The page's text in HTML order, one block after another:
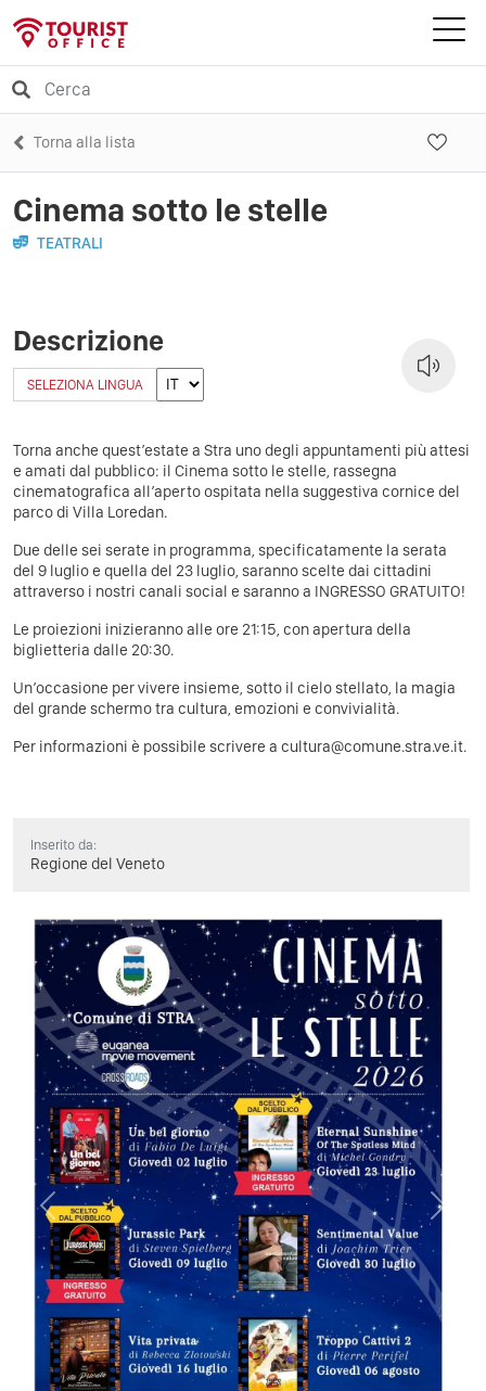
Torna alla lista
Cinema sotto le stelle
TEATRALI
Descrizione
SELEZIONA LINGUA
Torna anche quest’estate a Stra uno degli appuntamenti più attesi
e amati dal pubblico: il Cinema sotto le stelle, rassegna
cinematografica all’aperto ospitata nella suggestiva cornice del
parco di Villa Loredan.
Due delle sei serate in programma, specificatamente la serata
del 9 luglio e quella del 23 luglio, saranno scelte dai cittadini
attraverso i nostri canali social e saranno a INGRESSO GRATUITO!
Le proiezioni inizieranno alle ore 21:15, con apertura della
biglietteria dalle 20:30.
Un’occasione per vivere insieme, sotto il cielo stellato, la magia
del grande schermo tra cultura, emozioni e convivialità.
Per informazioni è possibile scrivere a cultura@comune.stra.ve.it.
Inserito da:
Regione del Veneto
Previous Next